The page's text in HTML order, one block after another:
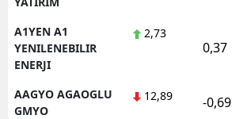
A1YEN A1
YENILENEBILIR
ENERJI
2,73
0,37
AAGYO AGAOGLU
GMYO
12,89 -0,69